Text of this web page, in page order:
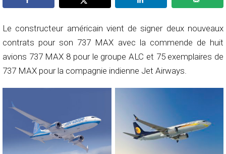
Le constructeur américain vient de signer deux nouveaux
contrats pour son 737 MAX avec la commende de huit
avions 737 MAX 8 pour le groupe ALC et 75 exemplaires de
737 MAX pour la compagnie indienne Jet Airways.